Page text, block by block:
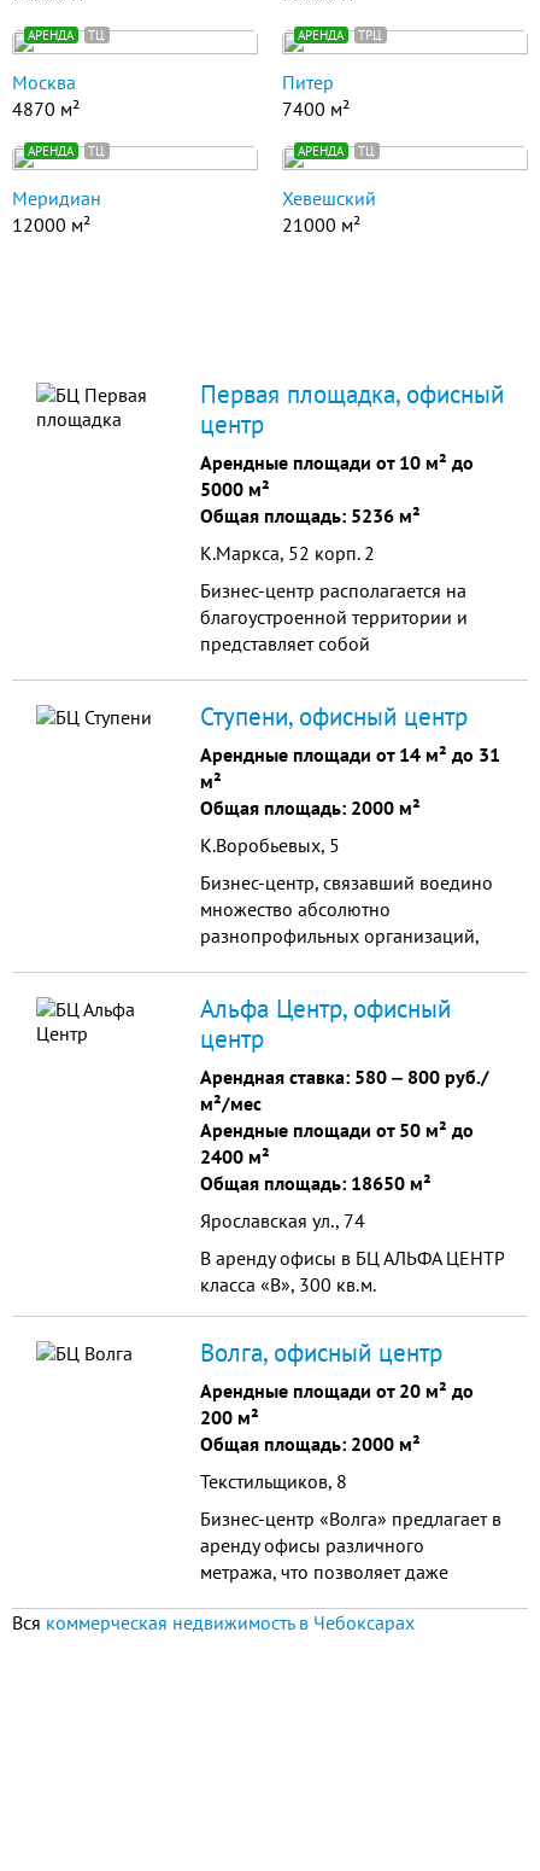
АРЕНДА ТЦ
Москва
4870 м²
АРЕНДА ТРЦ
Питер
7400 м²
АРЕНДА ТЦ
Меридиан
12000 м²
АРЕНДА ТЦ
Хевешский
21000 м²
Первая площадка, офисный
центр
Арендные площади от 10 м² до
5000 м²
Общая площадь: 5236 м²
К.Маркса, 52 корп. 2
Бизнес-центр располагается на
благоустроенной территории и
представляет собой
можно использовать под складские
и подсобные помещения. Высота
потолка до 3,80 м. Перекрытия
железобетонные. Стены кирпичные
перегородками. Окна пластиковые.
Ступени, офисный центр
Арендные площади от 14 м² до 31
м²
Общая площадь: 2000 м²
К.Воробьевых, 5
Бизнес-центр, связавший воедино
множество абсолютно
разнопрофильных организаций,
бизнеса, но и максимальный
уровень удобства для клиентов,
которые могут решать абсолютно
разные по направлениям задачи,
не тратя времени на перемещение
по городу.
Альфа Центр, офисный
центр
Арендная ставка: 580 ‒ 800 руб./
м²/мес
Арендные площади от 50 м² до
2400 м²
Общая площадь: 18650 м²
Ярославская ул., 74
В аренду офисы в БЦ АЛЬФА ЦЕНТР
класса «В», 300 кв.м.
Волга, офисный центр
Арендные площади от 20 м² до
200 м²
Общая площадь: 2000 м²
Текстильщиков, 8
Бизнес-центр «Волга» предлагает в
аренду офисы различного
метража, что позволяет даже
свой офис в комфортабельном БЦ
Вся коммерческая недвижимость в Чебоксарах